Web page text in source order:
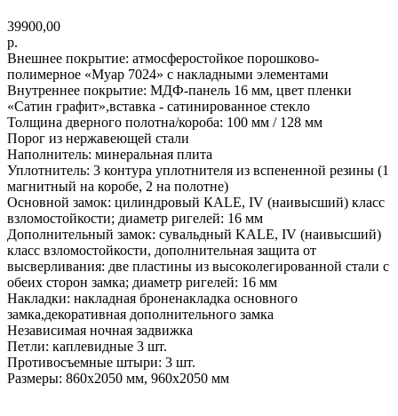
39900,00
р.
Внешнее покрытие: атмосферостойкое порошково-
полимерное «Муар 7024» с накладными элементами
Внутреннее покрытие: МДФ-панель 16 мм, цвет пленки
«Сатин графит»,вставка - сатинированное стекло
Толщина дверного полотна/короба: 100 мм / 128 мм
Порог из нержавеющей стали
Наполнитель: минеральная плита
Уплотнитель: 3 контура уплотнителя из вспененной резины (1
магнитный на коробе, 2 на полотне)
Основной замок: цилиндровый КАLЕ, IV (наивысший) клaсс
взломостойкости; диаметр ригелей: 16 мм
Дополнительный замок: сувальдный KALE, IV (наивысший)
класс взломостойкости, дополнительная защита от
высверливания: две пластины из высоколегированной стали с
обеих сторон замка; диаметр ригелей: 16 мм
Накладки: накладная броненакладка основного
замка,декоративная дополнительного замка
Независимая ночная задвижка
Петли: каплевидные 3 шт.
Противосъемные штыри: 3 шт.
Размеры: 860x2050 мм, 960х2050 мм